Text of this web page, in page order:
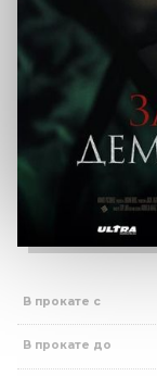
В прокате с
В прокате до